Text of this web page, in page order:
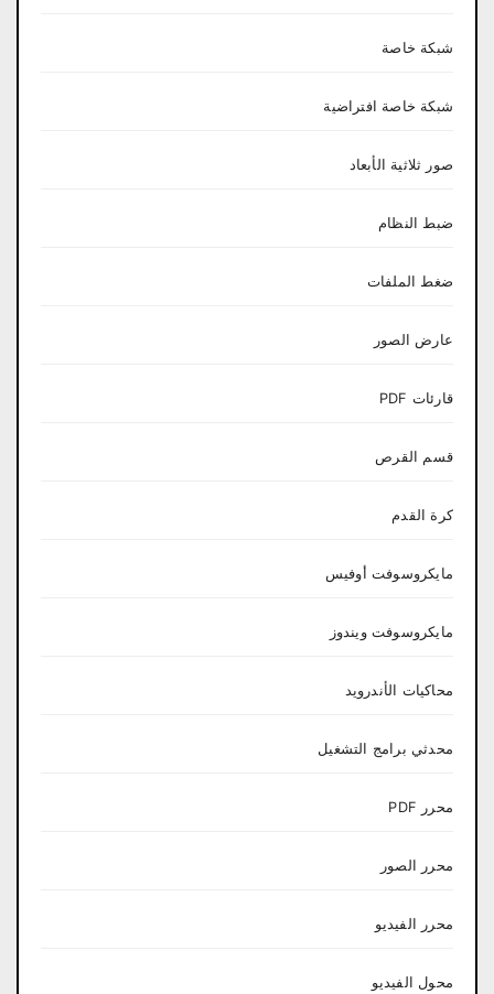
شبكة خاصة
شبكة خاصة افتراضية
صور ثلاثية الأبعاد
ضبط النظام
ضغط الملفات
عارض الصور
قارئات PDF
قسم القرص
كرة القدم
مايكروسوفت أوفيس
مايكروسوفت ويندوز
محاكيات الأندرويد
محدثي برامج التشغيل
محرر PDF
محرر الصور
محرر الفيديو
محول الفيديو